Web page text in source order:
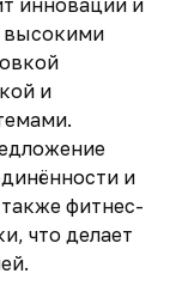
инновации и
высокими
и
и
фитнес-
что делает